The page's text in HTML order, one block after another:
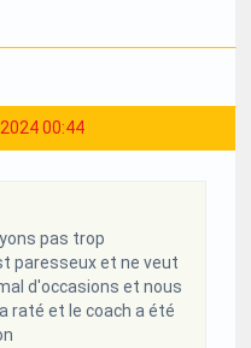
00:44
pas trop
paresseux et ne veut
d'occasions et nous
raté et le coach a été